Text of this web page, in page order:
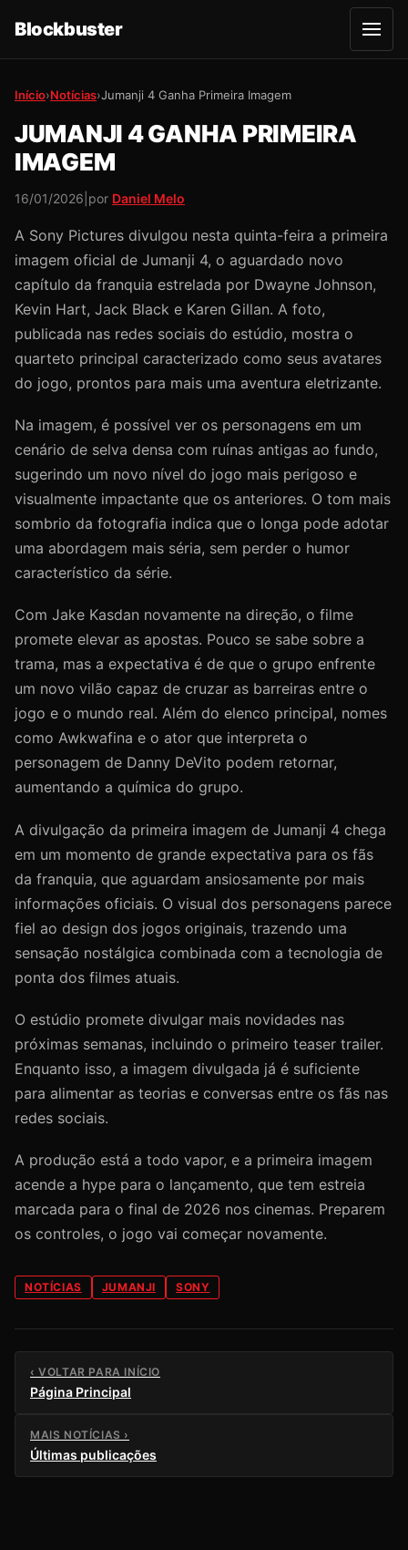
Blockbuster
A
b
r
Início›Notícias›Jumanji 4 Ganha Primeira Imagem
JUMANJI 4 GANHA PRIMEIRA
IMAGEM
16/01/2026 por Daniel Melo
A Sony Pictures divulgou nesta quinta-feira a primeira
imagem oficial de Jumanji 4, o aguardado novo
capítulo da franquia estrelada por Dwayne Johnson,
Kevin Hart, Jack Black e Karen Gillan. A foto,
publicada nas redes sociais do estúdio, mostra o
quarteto principal caracterizado como seus avatares
do jogo, prontos para mais uma aventura eletrizante.
Na imagem, é possível ver os personagens em um
cenário de selva densa com ruínas antigas ao fundo,
sugerindo um novo nível do jogo mais perigoso e
visualmente impactante que os anteriores. O tom mais
sombrio da fotografia indica que o longa pode adotar
uma abordagem mais séria, sem perder o humor
característico da série.
Com Jake Kasdan novamente na direção, o filme
promete elevar as apostas. Pouco se sabe sobre a
trama, mas a expectativa é de que o grupo enfrente
um novo vilão capaz de cruzar as barreiras entre o
jogo e o mundo real. Além do elenco principal, nomes
como Awkwafina e o ator que interpreta o
personagem de Danny DeVito podem retornar,
aumentando a química do grupo.
A divulgação da primeira imagem de Jumanji 4 chega
em um momento de grande expectativa para os fãs
da franquia, que aguardam ansiosamente por mais
informações oficiais. O visual dos personagens parece
fiel ao design dos jogos originais, trazendo uma
sensação nostálgica combinada com a tecnologia de
ponta dos filmes atuais.
O estúdio promete divulgar mais novidades nas
próximas semanas, incluindo o primeiro teaser trailer.
Enquanto isso, a imagem divulgada já é suficiente
para alimentar as teorias e conversas entre os fãs nas
redes sociais.
A produção está a todo vapor, e a primeira imagem
acende a hype para o lançamento, que tem estreia
marcada para o final de 2026 nos cinemas. Preparem
os controles, o jogo vai começar novamente.
NOTÍCIAS JUMANJI SONY
‹ VOLTAR PARA INÍCIO
Página Principal
MAIS NOTÍCIAS ›
Últimas publicações